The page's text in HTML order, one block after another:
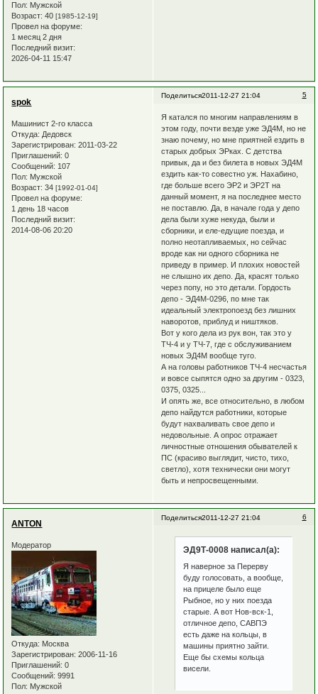
Пол: Мужской
Возраст: 40[1985-12-19]
Провел на форуме:
1 месяц 2 дня
Последний визит:
2026-04-11 15:47
Поделиться 5
2011-12-27 21:04
spok
Машинист 2-го класса
Откуда: Дедовск
Зарегистрирован: 2011-03-22
Приглашений: 0
Сообщений: 107
Пол: Мужской
Возраст: 34[1992-01-04]
Провел на форуме:
1 день 18 часов
Последний визит:
2014-08-06 20:20
Я катался по многим направлениям в
этом году, почти везде уже ЭД4М, но не
знаю почему, но мне приятней ездить в
старых добрых ЭРках. С детства
привык, да и без билета в новых ЭД4М
ездить как-то совестно уж. Нахабино,
где больше всего ЭР2 и ЭР2Т на
данный момент, я на последнее место
не поставлю. Да, в начале года у депо
дела были хуже некуда, были и
сборники, и еле-едущие поезда, и
полно неотапливаемых, но сейчас
вроде как ни одного сборника не
приведу в пример. И плохих новостей
не слышно их депо. Да, красят только
через попу, но это детали. Гордость
депо - ЭД4М-0296, по мне так
идеальный электропоезд без лишних
наворотов, приблуд и ништяков.
Вот у кого дела из рук вон, так это у
ТЧ-4 и у ТЧ-7, где с обслуживанием
новых ЭД4М вообще туго.
А на головы работников ТЧ-4 несчастья
и вовсе сыпятся одно за другим - 0323,
0375, 0325...
И опять же, все относительно, в любом
депо найдутся работники, которые
будут нахваливать свое депо и
недовольные. А опрос отражает
личностные отношения обывателей к
ПС (красиво выглядит, чисто, тихо,
светло), хотя технически они могут
быть и непросвещенными.
Поделиться 6
2011-12-27 21:04
ANTON
Модератор
Откуда: Москва
Зарегистрирован: 2006-11-16
Приглашений: 0
Сообщений: 9991
Пол: Мужской
ЭД9Т-0008 написал(а):
Я наверное за Перерву
буду голосовать, а вообще,
на прицеле было еще
Рыбное, но у них поезда
старые. А вот Нов-вск-1,
отличное депо, САВПЭ
есть даже на кольцы, в
машины приятно зайти.
Еще бы схемы кольца
висели.